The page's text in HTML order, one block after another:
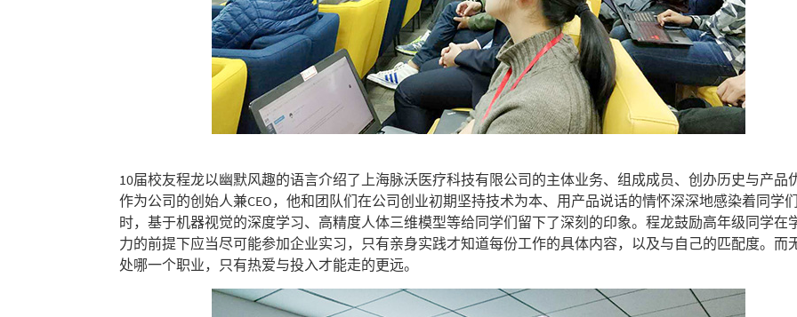
10届校友程龙以幽默风趣的语言介绍了上海脉沃医疗科技有限公司的主体业务、组成成员、创办历史与产品
作为公司的创始人兼CEO，他和团队们在公司创业初期坚持技术为本、用产品说话的情怀深深地感染着同学
时，基于机器视觉的深度学习、高精度人体三维模型等给同学们留下了深刻的印象。程龙鼓励高年级同学在
力的前提下应当尽可能参加企业实习，只有亲身实践才知道每份工作的具体内容，以及与自己的匹配度。而
处哪一个职业，只有热爱与投入才能走的更远。